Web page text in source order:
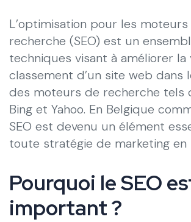
L’optimisation pour les
recherche (SEO) est un
techniques visant à améliorer
classement d’un site web dans
des moteurs de recherche tels
Bing et Yahoo. En Belgique
SEO est devenu un élément
toute stratégie de marketing en
Pourquoi le SEO
important ?